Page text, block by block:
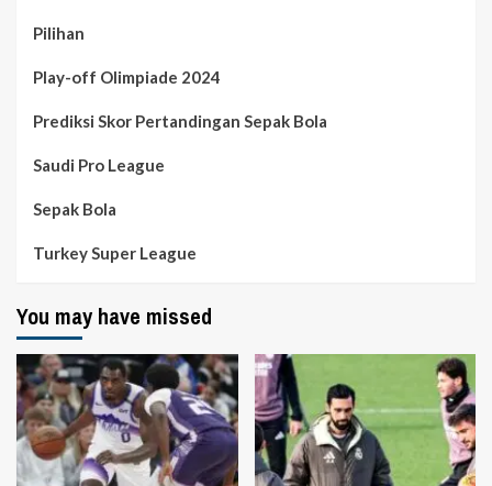
Pilihan
Play-off Olimpiade 2024
Prediksi Skor Pertandingan Sepak Bola
Saudi Pro League
Sepak Bola
Turkey Super League
You may have missed